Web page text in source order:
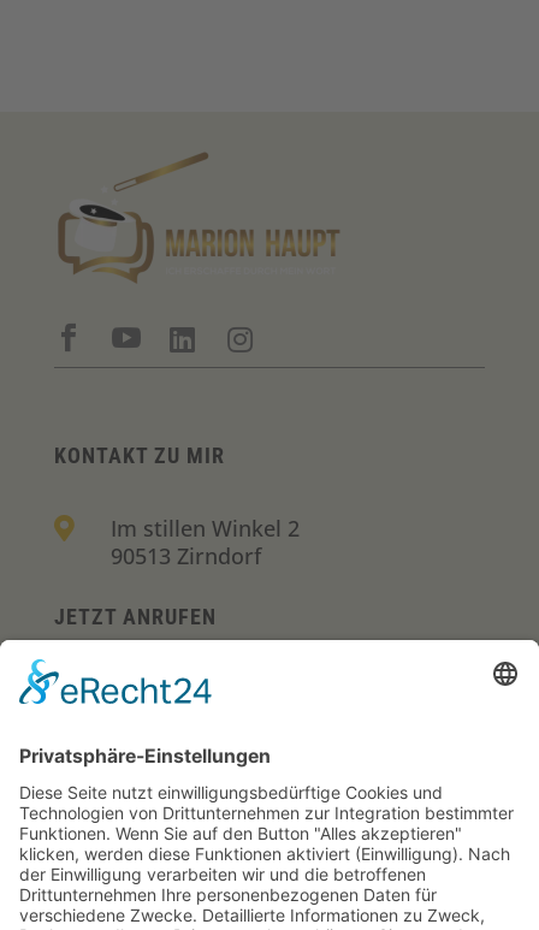
   
KONTAKT ZU MIR

Im stillen Winkel 2
90513 Zirndorf
JETZT ANRUFEN
 +49 (0)157-36290700
E-MAIL
 wirksam@marionhaupt.com
RECHTLICHES